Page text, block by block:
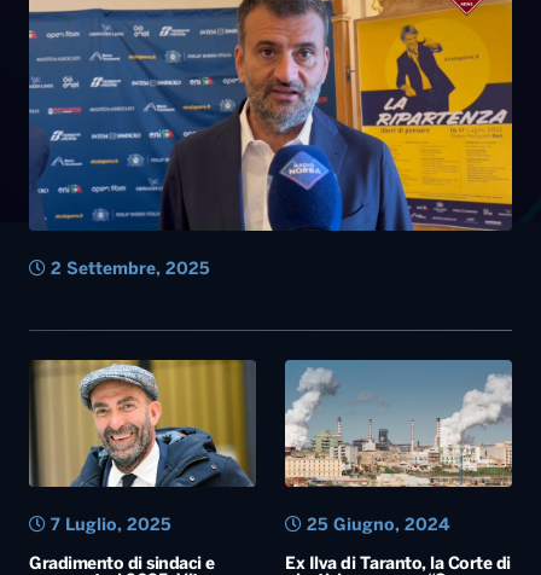
2 Settembre, 2025
Gradimento di sindaci e
governatori 2025: Vito
Leccese medaglia di bronzo,
Emiliano sedicesimo. Bardi
nella top ten
7 Luglio, 2025
Ex Ilva di Taranto, la Corte di
giustizia europea: “Se
pericolosa, va sospesa”. Il
governatore Emiliano:
“Sentenza epocale”
25 Giugno, 2024